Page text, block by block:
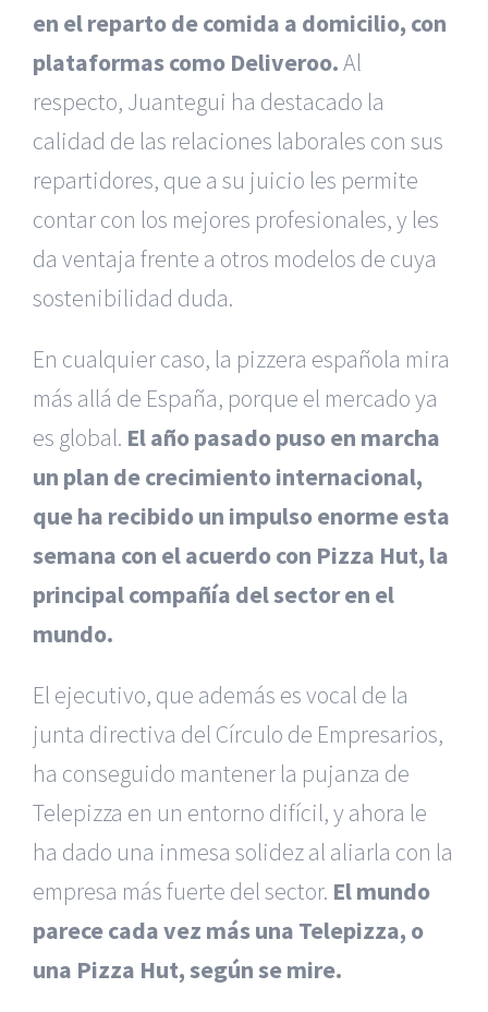
en el reparto de comida a domicilio, con
plataformas como Deliveroo.Al
respecto, Juantegui ha destacado la
calidad de las relaciones laborales con sus
repartidores, que a su juicio les permite
contar con los mejores profesionales, y les
da ventaja frente a otros modelos de cuya
sostenibilidad duda.
En cualquier caso, la pizzera española mira
más allá de España, porque el mercado ya
es global. El año pasado puso en marcha
un plan de crecimiento internacional,
que ha recibido un impulso enorme esta
semana con el acuerdo con Pizza Hut, la
principal compañía del sector en el
mundo.
El ejecutivo, que además es vocal de la
junta directiva del Círculo de Empresarios,
ha conseguido mantener la pujanza de
Telepizza en un entorno difícil, y ahora le
ha dado una inmesa solidez al aliarla con la
empresa más fuerte del sector. El mundo
parece cada vez más una Telepizza, o
una Pizza Hut, según se mire.
|Reclamación de Accidentes en Alicante | Reclamación
de Accidentes en Madrid|BGD Abogados Madrid |GM